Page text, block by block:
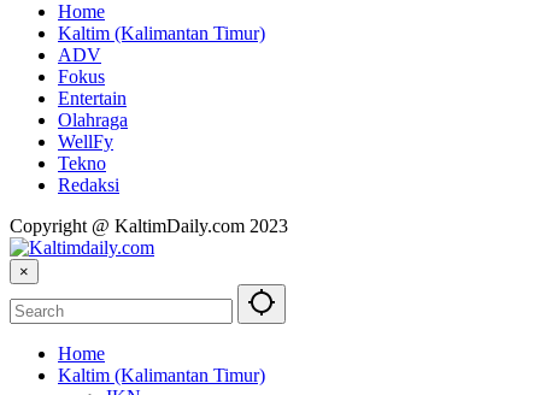
Home
Kaltim (Kalimantan Timur)
ADV
Fokus
Entertain
Olahraga
WellFy
Tekno
Redaksi
Copyright @ KaltimDaily.com 2023
×
Home
Kaltim (Kalimantan Timur)